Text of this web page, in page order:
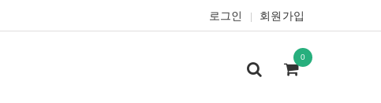
로그인 회원가입
0